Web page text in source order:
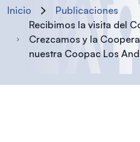
Inicio
Publicaciones
Recibimos la visita del
Crezcamos y la
nuestra Coopac Los